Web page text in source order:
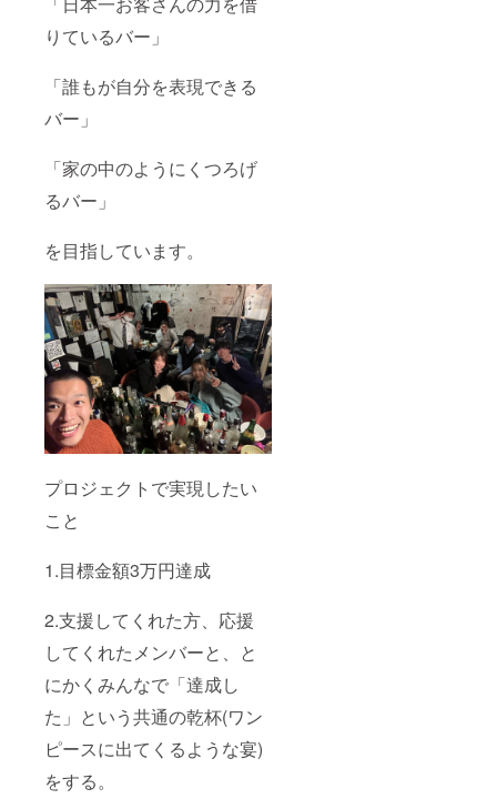
りているバー」
「誰もが自分を表現できる
バー」
「家の中のようにくつろげ
るバー」
を目指しています。
プロジェクトで実現したい
こと
1.目標金額3万円達成
2.支援してくれた方、応援
してくれたメンバーと、と
にかくみんなで「達成し
た」という共通の乾杯(ワン
ピースに出てくるような宴)
をする。